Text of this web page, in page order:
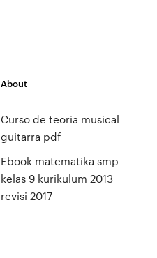
About
Curso de teoria musical
guitarra pdf
Ebook matematika smp
kelas 9 kurikulum 2013
revisi 2017